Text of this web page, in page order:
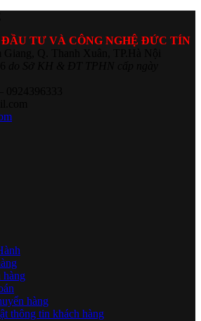
ĐẦU TƯ VÀ CÔNG NGHỆ ĐỨC TÍN
hàng
hàng
thông tin khách hàng